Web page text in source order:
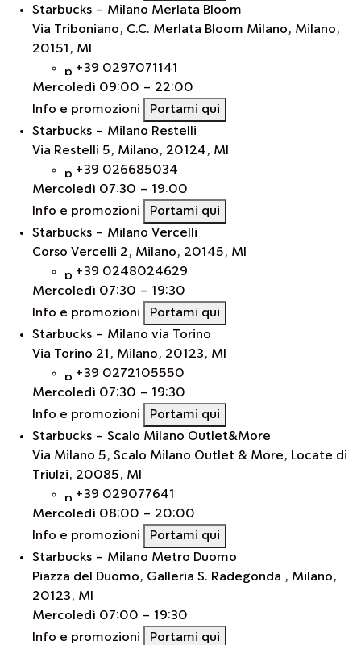
Starbucks - Milano Merlata Bloom
Via Triboniano, C.C. Merlata Bloom Milano, Milano,
20151, MI
+39 0297071141
Mercoledì 09:00 - 22:00
Info e promozioni
Portami qui
Starbucks - Milano Restelli
Via Restelli 5, Milano, 20124, MI
+39 026685034
Mercoledì 07:30 - 19:00
Info e promozioni
Portami qui
Starbucks - Milano Vercelli
Corso Vercelli 2, Milano, 20145, MI
+39 0248024629
Mercoledì 07:30 - 19:30
Info e promozioni
Portami qui
Starbucks - Milano via Torino
Via Torino 21, Milano, 20123, MI
+39 0272105550
Mercoledì 07:30 - 19:30
Info e promozioni
Portami qui
Starbucks - Scalo Milano Outlet&More
Via Milano 5, Scalo Milano Outlet & More, Locate di
Triulzi, 20085, MI
+39 029077641
Mercoledì 08:00 - 20:00
Info e promozioni
Portami qui
Starbucks – Milano Metro Duomo
Piazza del Duomo, Galleria S. Radegonda , Milano,
20123, MI
Mercoledì 07:00 - 19:30
Info e promozioni
Portami qui